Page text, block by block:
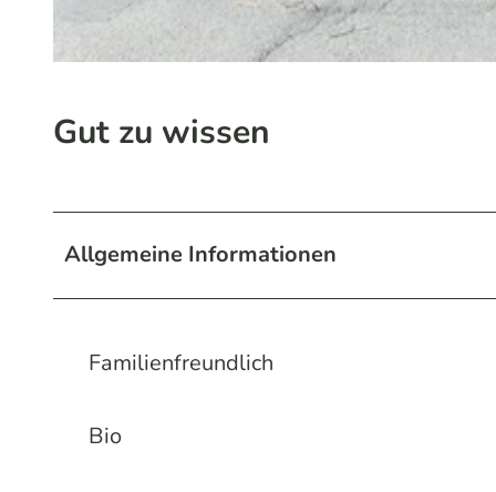
Gut zu wissen
Allgemeine Informationen
Familienfreundlich
Bio